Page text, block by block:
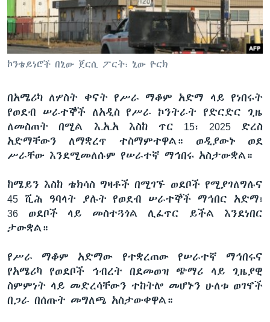
ቋንቋዎች
ኮንቴይነሮች በኒው ጀርሲ ፖርት፣ ኒው ዮርክ
በአሜሪካ ለሦስት ቀናት የሥራ ማቆም አድማ ላይ የነበሩት
የወደብ ሠራተኞች ለአዲስ የሥራ ኮንትራት የድርድር ጊዜ
ለመስጠት በሚል እ.አ.አ እስከ ጥር 15፣ 2025 ድረስ
አድማቸውን ለማቋረጥ ተስማምተዋል። ወዲያውኑ ወደ
ሥራቸው እንደሚመለሱም የሠራተኛ ማኅበሩ አስታውቋል።
ከሜይን እስከ ቴክሳስ ግዛቶች በሚገኙ ወደቦች የሚያገለግሉና
45 ሺሕ ዓባላት ያሉት የወደብ ሠራተኞች ማኅበር አድማ፣
36 ወደቦች ላይ መስተጓጎል ሊፈጥር ይችል እንደነበር
ታውቋል።
የሥራ ማቆም አድማው የተቋረጠው የሠራተኛ ማኅበሩና
የአሜሪካ የወደቦች ኅብረት በደመወዝ ጭማሪ ላይ ጊዜያዊ
ስምምነት ላይ መድረሳቸውን ተከትሎ መሆኑን ሁለቱ ወገኖች
በጋራ በሰጡት መግለጫ አስታውቀዋል።